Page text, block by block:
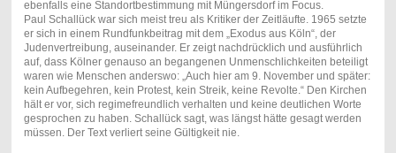
ebenfalls eine Standortbestimmung mit Müngersdorf im Focus.
Paul Schallück war sich meist treu als Kritiker der Zeitläufte. 1965 setzte
er sich in einem Rundfunkbeitrag mit dem „Exodus aus Köln“, der
Judenvertreibung, auseinander. Er zeigt nachdrücklich und ausführlich
auf, dass Kölner genauso an begangenen Unmenschlichkeiten beteiligt
waren wie Menschen anderswo: „Auch hier am 9. November und später:
kein Aufbegehren, kein Protest, kein Streik, keine Revolte.“ Den Kirchen
hält er vor, sich regimefreundlich verhalten und keine deutlichen Worte
gesprochen zu haben. Schallück sagt, was längst hätte gesagt werden
müssen. Der Text verliert seine Gültigkeit nie.